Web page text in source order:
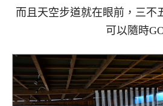
而且天空步道就在眼前，三不
可以隨時